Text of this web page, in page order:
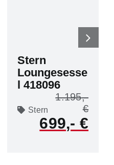
Stern
Loungesesse
l 418096
Stern
1.195
699